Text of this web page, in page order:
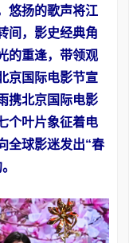
悠扬的歌声将江
间，影史经典角
的重逢，带领观
京国际电影节宣
携北京国际电影
个叶片象征着电
全球影迷发出“春